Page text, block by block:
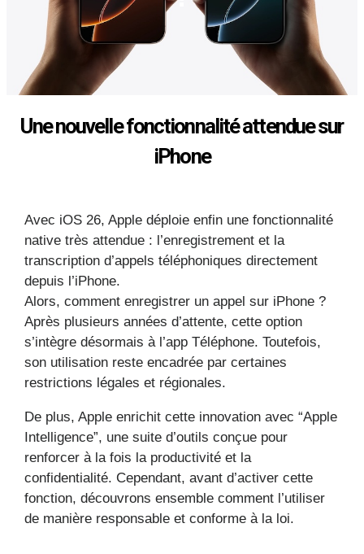
Une nouvelle fonctionnalité attendue sur
iPhone
Avec iOS 26, Apple déploie enfin une fonctionnalité
native très attendue : l’enregistrement et la
transcription d’appels téléphoniques directement
depuis l’iPhone.
Alors, comment enregistrer un appel sur iPhone ?
Après plusieurs années d’attente, cette option
s’intègre désormais à l’app Téléphone. Toutefois,
son utilisation reste encadrée par certaines
restrictions légales et régionales.
De plus, Apple enrichit cette innovation avec “Apple
Intelligence”, une suite d’outils conçue pour
renforcer à la fois la productivité et la
confidentialité. Cependant, avant d’activer cette
fonction, découvrons ensemble comment l’utiliser
de manière responsable et conforme à la loi.